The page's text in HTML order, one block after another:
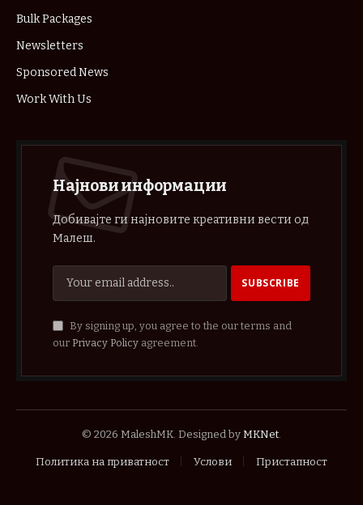
Bulk Packages
Newsletters
Sponsored News
Work With Us
Најнови информации
Добивајте ги најновите креативни вести од
Малеш.
By signing up, you agree to the our terms and
our Privacy Policyagreement.
© 2026 MaleshMK. Designed by MKNet
Политика на приватност Услови Пристапност